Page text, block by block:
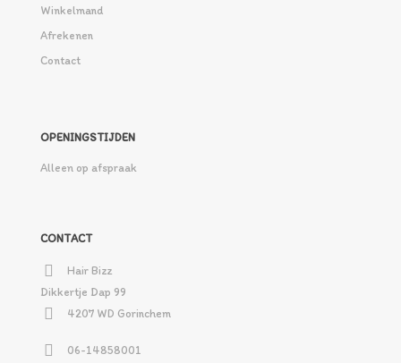
Winkelmand
Afrekenen
Contact
OPENINGSTIJDEN
Alleen op afspraak
CONTACT
Hair Bizz
Dikkertje Dap 99
4207 WD Gorinchem
06-14858001